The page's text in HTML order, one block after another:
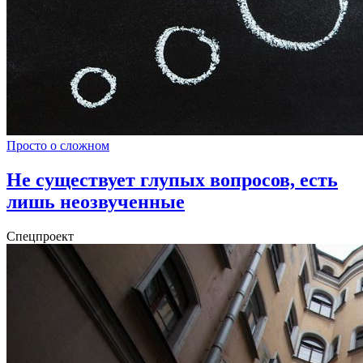
Просто о сложном
Не существует глупых вопросов, есть
лишь неозвученные
Спецпроект